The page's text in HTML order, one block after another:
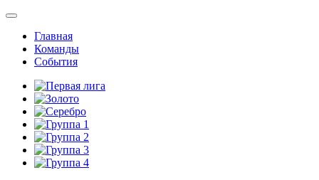
Главная
Команды
События